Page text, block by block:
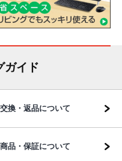
ガイド
交換・返品について
商品・保証について